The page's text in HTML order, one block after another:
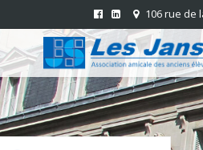
106 rue de